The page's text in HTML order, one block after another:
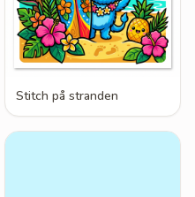
Stitch på stranden